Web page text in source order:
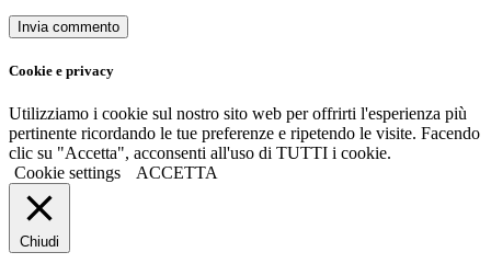
Cookie e privacy
Utilizziamo i cookie sul nostro sito web per offrirti l'esperienza più
pertinente ricordando le tue preferenze e ripetendo le visite. Facendo
clic su "Accetta", acconsenti all'uso di TUTTI i cookie.
Cookie settings
ACCETTA
Chiudi